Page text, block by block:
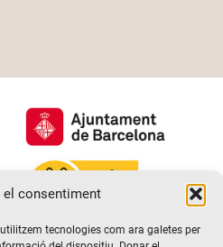
el consentiment
tecnologies com ara galetes per